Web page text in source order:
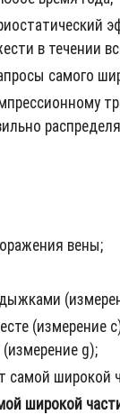
в течении
самого
вены;
(измерение
g);
самой широкой
широкой